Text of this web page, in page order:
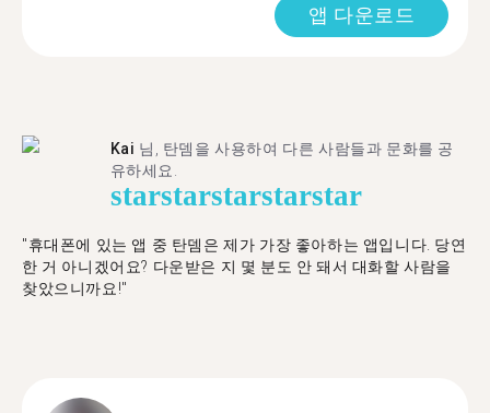
앱 다운로드
Kai 님, 탄뎀을 사용하여 다른 사람들과 문화를 공
유하세요.
starstarstarstarstar
"휴대폰에 있는 앱 중 탄뎀은 제가 가장 좋아하는 앱입니다. 당연
한 거 아니겠어요? 다운받은 지 몇 분도 안 돼서 대화할 사람을
찾았으니까요!"